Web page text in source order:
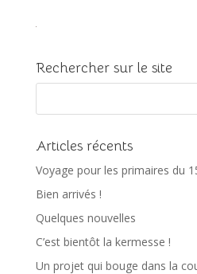
Rechercher sur le site
Articles récents
Voyage pour les primaires du
Bien arrivés !
Quelques nouvelles
C’est bientôt la kermesse !
Un projet qui bouge dans la